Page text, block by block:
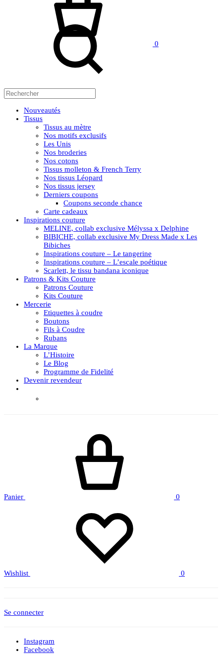
0
Nouveautés
Tissus
Tissus au mètre
Nos motifs exclusifs
Les Unis
Nos broderies
Nos cotons
Tissus molleton & French Terry
Nos tissus Léopard
Nos tissus jersey
Derniers coupons
Coupons seconde chance
Carte cadeaux
Inspirations couture
MELINE, collab exclusive Mélyssa x Delphine
BIBICHE, collab exclusive My Dress Made x Les
Bibiches
Inspirations couture – Le tangerine
Inspirations couture – L’escale poétique
Scarlett, le tissu bandana iconique
Patrons & Kits Couture
Patrons Couture
Kits Couture
Mercerie
Etiquettes à coudre
Boutons
Fils à Coudre
Rubans
La Marque
L’Histoire
Le Blog
Programme de Fidelité
Devenir revendeur
Panier 0
Wishlist 0
Se connecter
Instagram
Facebook